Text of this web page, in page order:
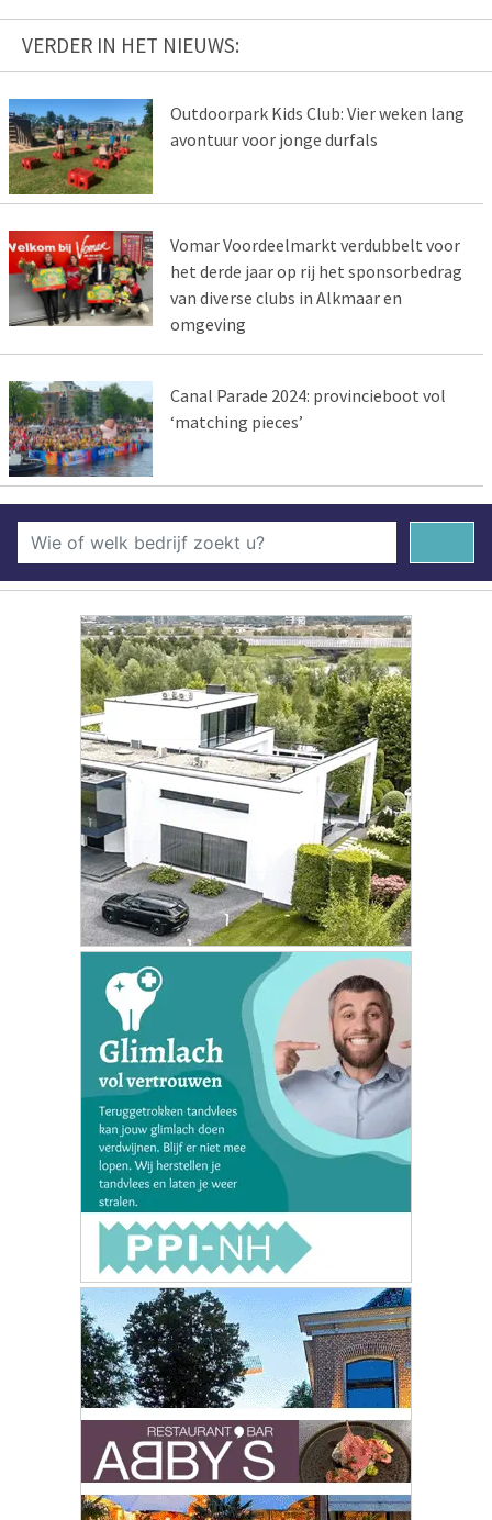
VERDER IN HET NIEUWS:
Outdoorpark Kids Club: Vier weken lang
avontuur voor jonge durfals
Vomar Voordeelmarkt verdubbelt voor
het derde jaar op rij het sponsorbedrag
van diverse clubs in Alkmaar en
omgeving
Canal Parade 2024: provincieboot vol
‘matching pieces’